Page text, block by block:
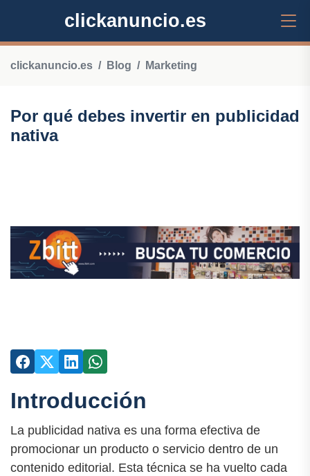
clickanuncio.es
clickanuncio.es Blog Marketing
Por qué debes invertir en publicidad
nativa
Introducción
La publicidad nativa es una forma efectiva de
promocionar un producto o servicio dentro de un
contenido editorial. Esta técnica se ha vuelto cada